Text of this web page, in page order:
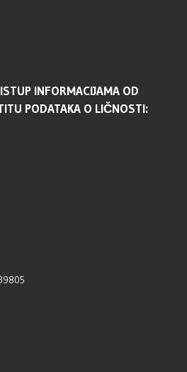
INFORMACIJAMA OD
PODATAKA O LIČNOSTI: